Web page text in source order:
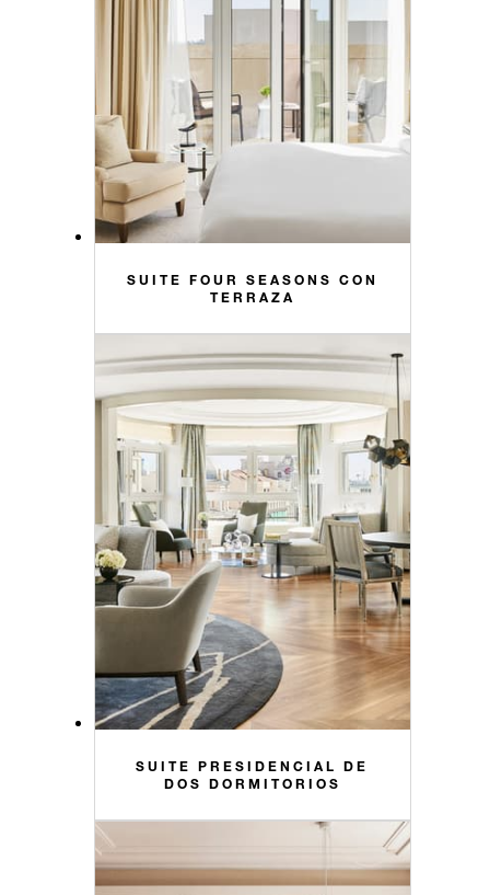
SUITE FOUR SEASONS CON
TERRAZA
SUITE PRESIDENCIAL DE
DOS DORMITORIOS